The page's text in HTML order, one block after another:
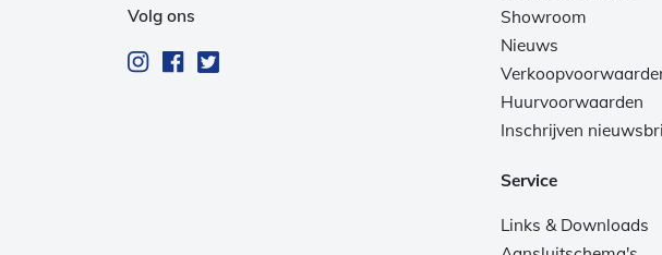
Volg ons
Showroom
Nieuws
Huurvoorwaarden
Inschrijven
Service
Links & Downloads